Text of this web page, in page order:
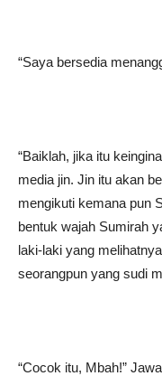
“Saya bersedia
“Baiklah, jika itu
media jin. Jin itu akan
mengikuti kemana pun
bentuk wajah Sumirah
laki-laki yang
seorangpun yang sudi
“Cocok itu, Mbah!”